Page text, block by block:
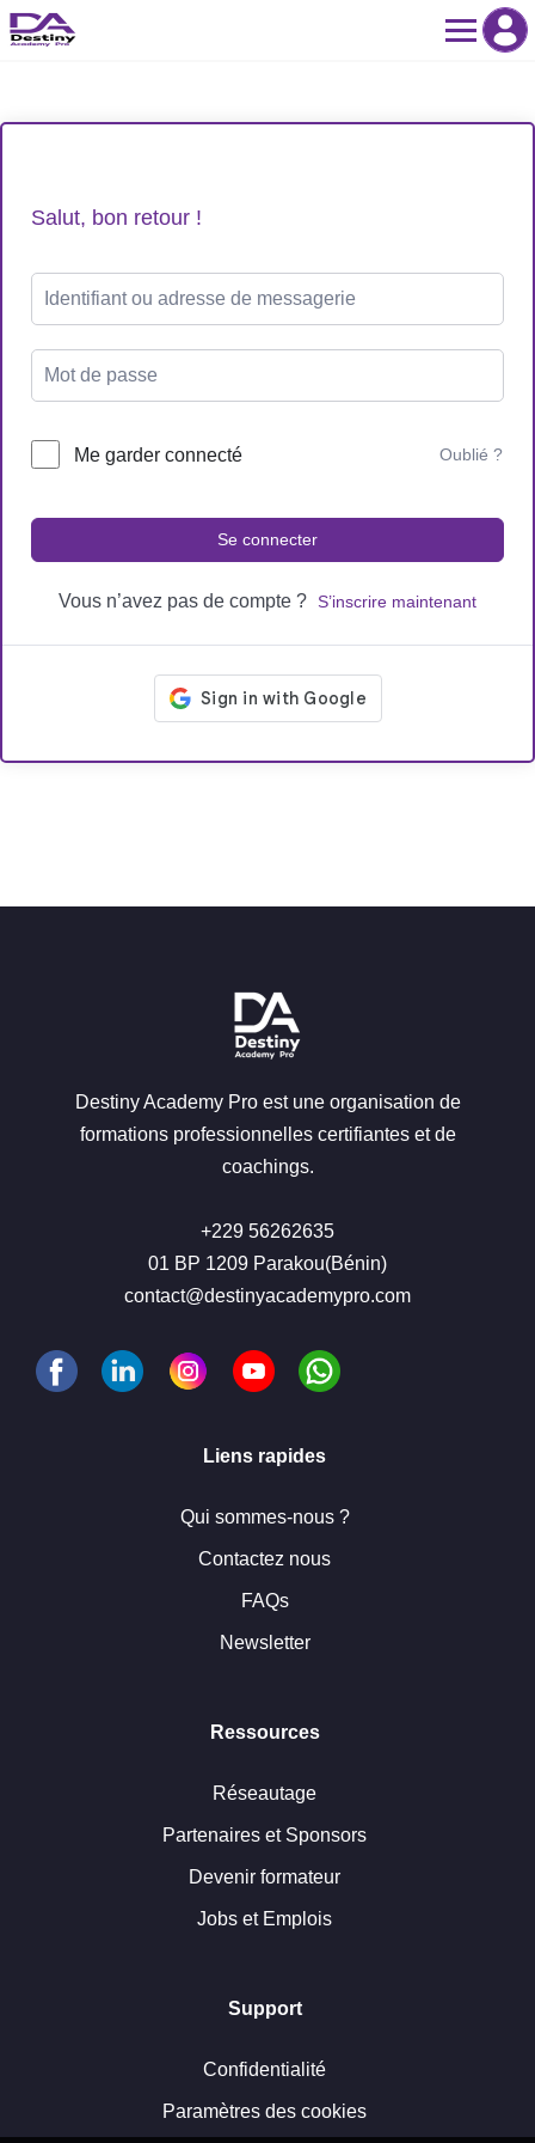
Skip
to
Salut, bon retour !
Me garder connecté Oublié ?
Se connecter
Vous n’avez pas de compte ? S’inscrire maintenant
Destiny Academy Pro est une organisation de
formations professionnelles certifiantes et de
coachings.
+229 56262635
01 BP 1209 Parakou(Bénin)
contact@destinyacademypro.com
Liens rapides
Qui sommes-nous ?
Contactez nous
FAQs
Newsletter
Ressources
Réseautage
Partenaires et Sponsors
Devenir formateur
Jobs et Emplois
Support
Confidentialité
Paramètres des cookies